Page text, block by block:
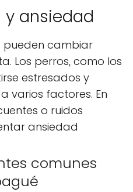
y ansiedad
pueden cambiar
Los perros, como los
estresados y
varios factores. En
o ruidos
ansiedad
comunes